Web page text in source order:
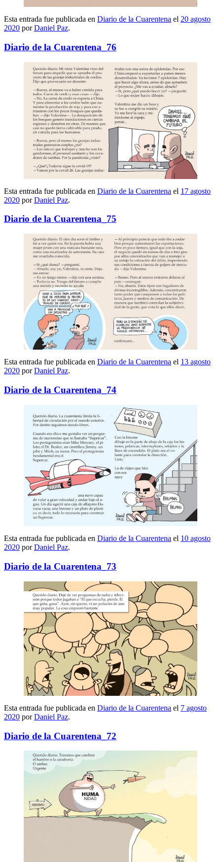
Esta entrada fue publicada en Diario de la Cuarentena el 20 agosto
2020 porDaniel Paz.
Diario de la Cuarentena_76
Esta entrada fue publicada en Diario de la Cuarentena el 17 agosto
2020 porDaniel Paz.
Diario de la Cuarentena_75
Esta entrada fue publicada en Diario de la Cuarentena el 13 agosto
2020 porDaniel Paz.
Diario de la Cuarentena_74
Esta entrada fue publicada en Diario de la Cuarentena el 10 agosto
2020 porDaniel Paz.
Diario de la Cuarentena_73
Esta entrada fue publicada en Diario de la Cuarentena el 7 agosto
2020 porDaniel Paz.
Diario de la Cuarentena_72